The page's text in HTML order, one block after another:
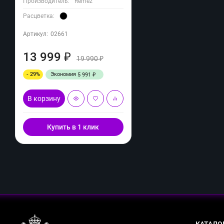
Расцветка:
Артикул: 02661
13 999 ₽ 19 990₽
- 29% Экономия 5 991 ₽
В корзину
Купить в 1 клик